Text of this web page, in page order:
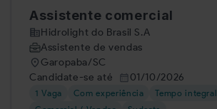
Assistente comercial
Hidrolight do Brasil S.A
Assistente de vendas
Garopaba/SC
Candidate-se até
01/10/2026
1 Vaga Com experiência
Tempo integral